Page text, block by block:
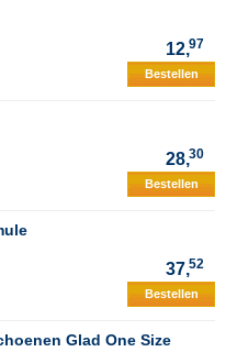
12,97
Bestellen
28,30
Bestellen
37,52
Bestellen
Glad One Size